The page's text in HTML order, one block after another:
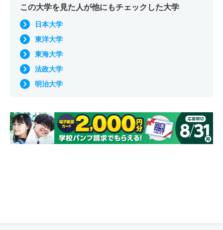
この大学を見た人が他にもチェックした大学
日本大学
東洋大学
東海大学
法政大学
明治大学